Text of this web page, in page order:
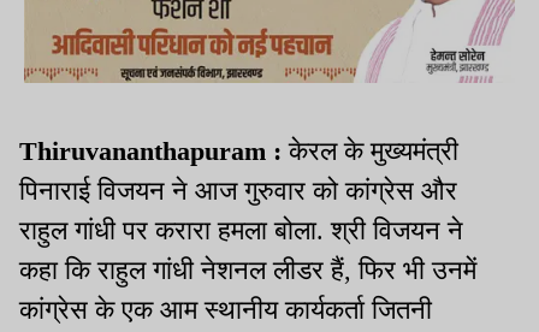
Thiruvananthapuram :केरल के मुख्यमंत्री
पिनाराई विजयन ने आज गुरुवार को कांग्रेस और
राहुल गांधी पर करारा हमला बोला. श्री विजयन ने
कहा कि राहुल गांधी नेशनल लीडर हैं, फिर भी उनमें
कांग्रेस के एक आम स्थानीय कार्यकर्ता जितनी